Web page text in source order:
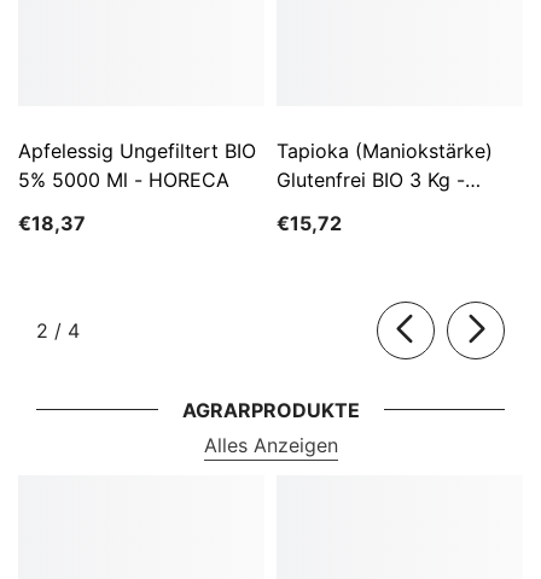
Apfelessig Ungefiltert BIO
5% 5000 Ml - HORECA
€18,37
Tapioka (Maniokstärke)
Glutenfrei BIO 3 Kg -
€15,72
2 / von
4
AGRARPRODUKTE
Alles Anzeigen